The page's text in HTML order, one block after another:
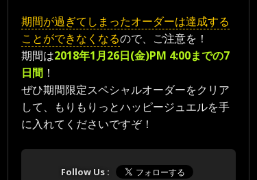
期間が過ぎてしまったオーダーは達成する
ことができなくなるので、ご注意を！
期間は2018年1月26日(金)PM 4:00までの7
日間 ！
ぜひ期間限定スペシャルオーダーをクリア
して、もりもりっとハッピージュエルを手
に入れてくださいですぞ！